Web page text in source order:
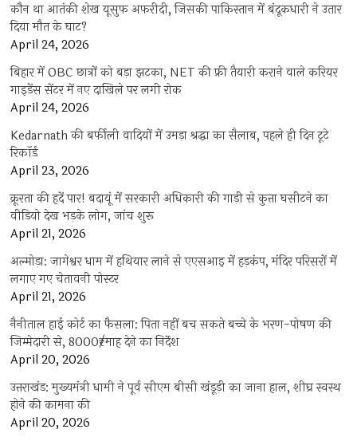
कौन था आतंकी शेख यूसुफ अफरीदी, जिसकी पाकिस्तान में बंदूकधारी ने उतार
दिया मौत के घाट?
April 24, 2026
बिहार में OBC छात्रों को बड़ा झटका, NET की फ्री तैयारी कराने वाले करियर
गाइडेंस सेंटर में नए दाखिले पर लगी रोक
April 24, 2026
Kedarnath की बर्फीली वादियों में उमड़ा श्रद्धा का सैलाब, पहले ही दिन टूटे
रिकॉर्ड
April 23, 2026
क्रूरता की हदें पार! बदायूं में सरकारी अधिकारी की गाड़ी से कुत्ता घसीटने का
वीडियो देख भड़के लोग, जांच शुरू
April 21, 2026
अल्मोड़ा: जागेश्वर धाम में हथियार लाने से एएसआइ में हड़कंप, मंदिर परिसरों में
लगाए गए चेतावनी पोस्टर
April 21, 2026
नैनीताल हाई कोर्ट का फैसला: पिता नहीं बच सकते बच्चे के भरण-पोषण की
जिम्मेदारी से, 8000₹/माह देने का निर्देश
April 20, 2026
उत्तराखंड: मुख्यमंत्री धामी ने पूर्व सीएम बीसी खंडूड़ी का जाना हाल, शीघ्र स्वस्थ
होने की कामना की
April 20, 2026